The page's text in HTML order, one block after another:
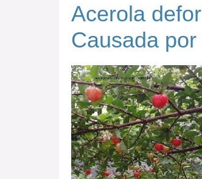
Acerola
Causada